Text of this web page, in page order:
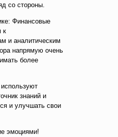
со стороны.
Финансовые
к
и аналитическим
напрямую очень
более
знаний и
и улучшать свои
эмоциями!